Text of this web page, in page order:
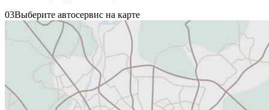
03Выберите автосервис на карте